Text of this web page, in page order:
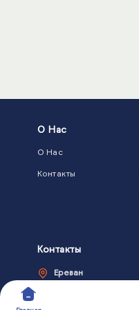
О Нас
О Нас
Контакты
Контакты
Ереван